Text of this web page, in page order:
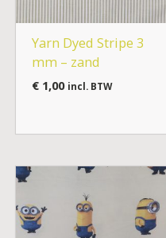
Yarn Dyed Stripe 3
mm – zand
€1,00 incl. BTW